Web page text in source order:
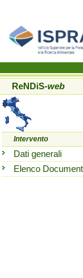
ReNDiS-web
Intervento
Dati generali
Elenco